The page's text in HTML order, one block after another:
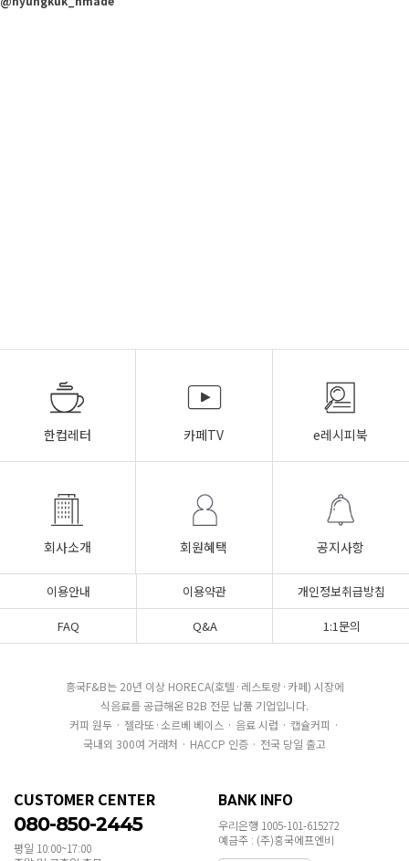
한컵레터 카페TV e레시피북
회사소개 회원혜택 공지사항
이용안내 이용약관
개인정보취급방침
FAQ
Q&A 1:1문의
흥국F&B는 20년 이상 HORECA(호텔·레스토랑·카페) 시장에
식음료를 공급해온 B2B 전문 납품 기업입니다.
커피 원두 · 젤라또·소르베 베이스 · 음료 시럽 · 캡슐커피 ·
국내외 300여 거래처 · HACCP 인증 · 전국 당일 출고
CUSTOMER CENTER
080-850-2445
평일 10:00~17:00
BANK INFO
우리은행 1005-101-615272
예금주 : (주)흥국에프엔비